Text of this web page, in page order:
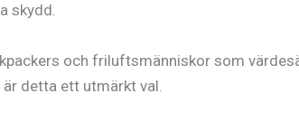
skydd.
och friluftsmänniskor som
detta ett utmärkt val.